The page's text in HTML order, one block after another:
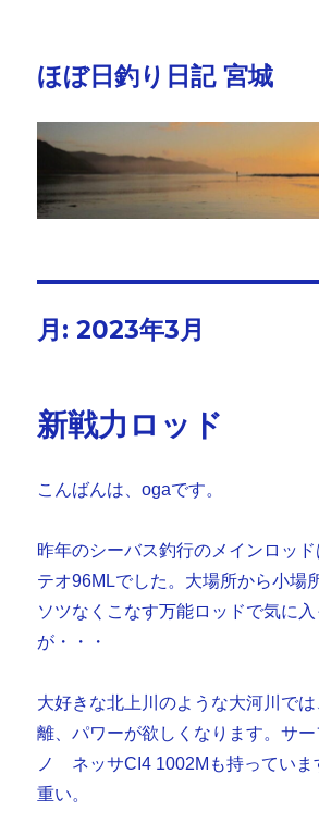
ほぼ日釣り日記 宮城
月:2023年3月
新戦力ロッド
こんばんは、ogaです。
昨年のシーバス釣行のメインロッ
テオ96MLでした。大場所から小場
ソツなくこなす万能ロッドで気に
が・・・
大好きな北上川のような大河川で
離、パワーが欲しくなります。サ
ノ ネッサCI4 1002Mも持っていま
重い。